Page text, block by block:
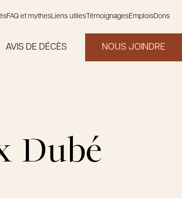
FAQ et mythesLiens utilesTémoignagesEmploisDons
AVIS DE DÉCÈS NOUS JOINDRE
Dubé